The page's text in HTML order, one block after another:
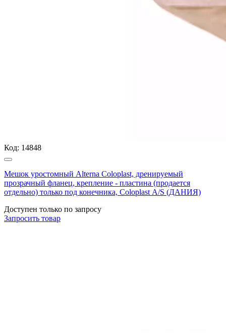
Код: 14848
Мешок уростомный Alterna Coloplast, дренируемый
прозрачный фланец, крепление - пластина (продается
отдельно) только под конечника, Coloplast А/S (ДАНИЯ)
Доступен только по запросу
Запросить товар